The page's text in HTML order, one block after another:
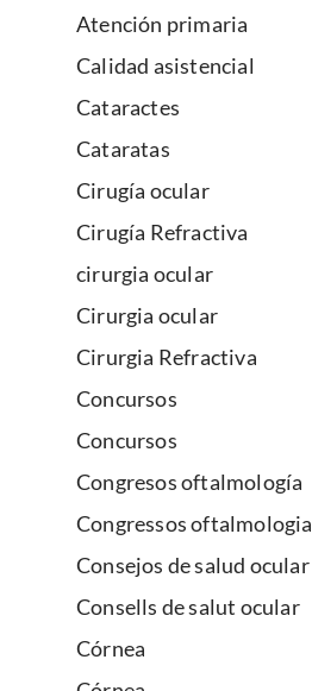
Atención primaria
Calidad asistencial
Cataractes
Cataratas
Cirugía ocular
Cirugía Refractiva
cirurgia ocular
Cirurgia ocular
Cirurgia Refractiva
Concursos
Concursos
Congresos oftalmología
Congressos oftalmologia
Consejos de salud ocular
Consells de salut ocular
Córnea